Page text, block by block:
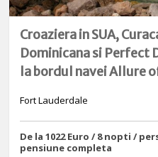
Croaziera in SUA,
Dominicana si Perfect
la bordul navei Allure
Fort Lauderdale
De la 1022 Euro / 8 nopti /
pensiune completa